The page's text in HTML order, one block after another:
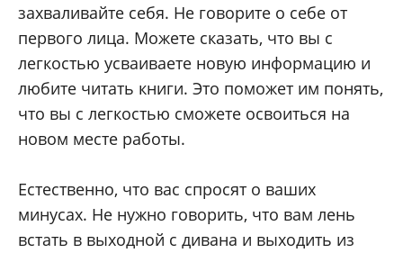
захваливайте себя. Не говорите о себе от
первого лица. Можете сказать, что вы с
легкостью усваиваете новую информацию и
любите читать книги. Это поможет им понять,
что вы с легкостью сможете освоиться на
новом месте работы.
Естественно, что вас спросят о ваших
минусах. Не нужно говорить, что вам лень
встать в выходной с дивана и выходить из